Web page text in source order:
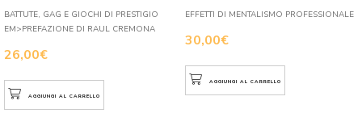
26,00€
BATTUTE, GAG E GIOCHI DI PRESTIGIO
EM>PREFAZIONE DI RAUL CREMONA
AGGIUNGI AL CARRELLO
30,00€
EFFETTI DI MENTALISMO PROFESSIONALE
AGGIUNGI AL CARRELLO